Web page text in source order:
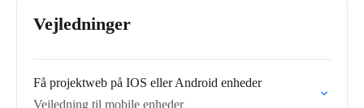
Vejledninger
Få projektweb på IOS eller Android enheder
Vejledning til mobile enheder